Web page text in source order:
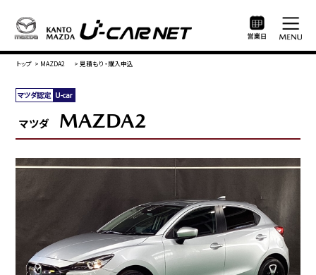
トップ > MAZDA2 > 見積もり・購入申込
マツダ MAZDA2